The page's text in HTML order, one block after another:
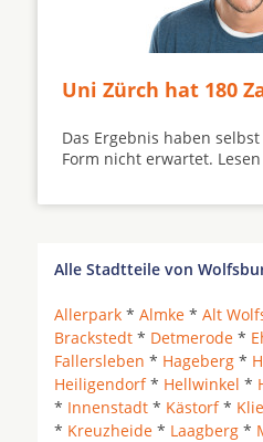
Uni Zürch hat 180
Das Ergebnis haben
Form nicht erwartet.
Alle Stadtteile von
Allerpark * Almke * Alt
Brackstedt * Detmerode *
Fallersleben * Hageberg *
Heiligendorf* Hellwinkel *
* Innenstadt * Kästorf*
* Kreuzheide * Laagberg *